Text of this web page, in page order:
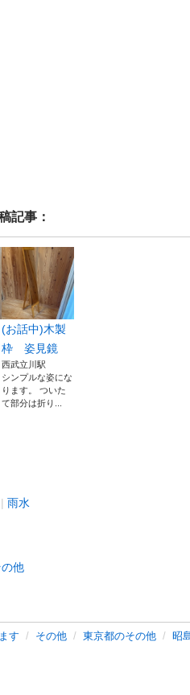
記事：
(お話中)木製
枠 姿見鏡
西武立川駅
シンプルな姿にな
ります。 ついた
て部分は折り...
雨水
の他
す その他 東京都のその他 昭